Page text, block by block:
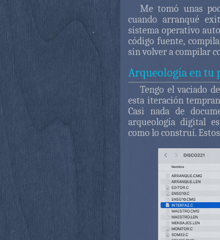
Me tomó unas
cuando arranqué
sistema operativo
código fuente,
sin volver a compilar
Arqueología en tu
Tengo el vaciado
esta iteración
Casi nada de
arqueología digital
como lo construí.